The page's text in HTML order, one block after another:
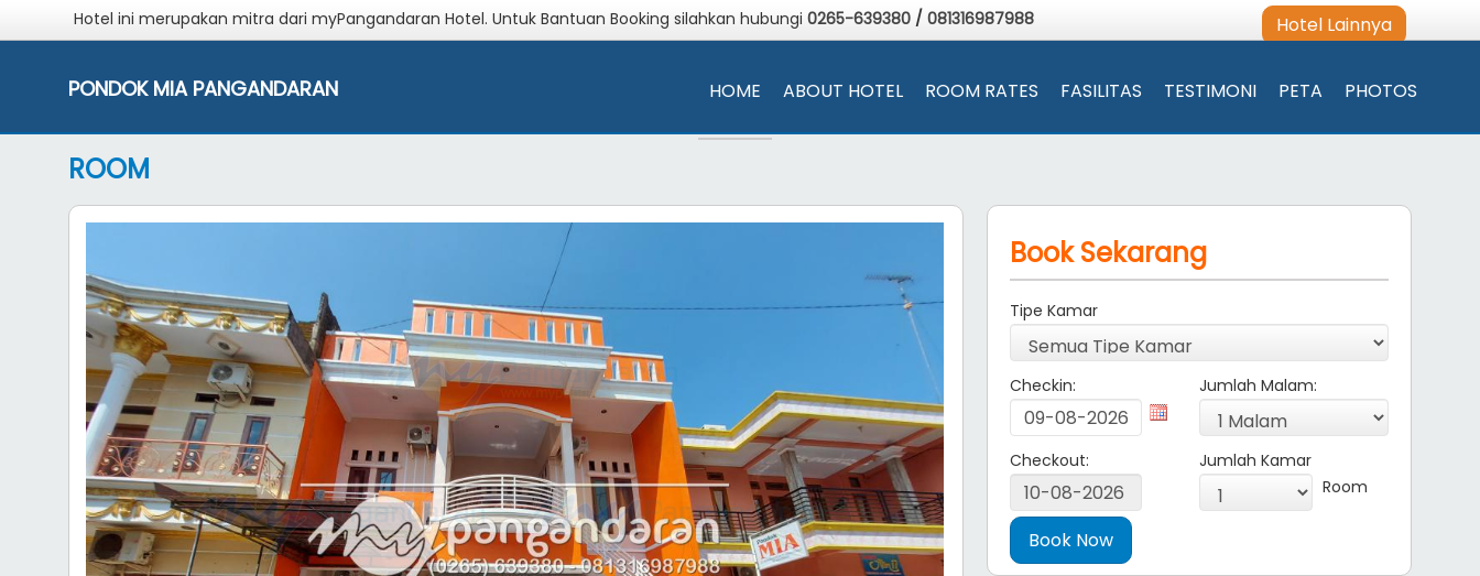
Hotel ini merupakan mitra dari myPangandaran Hotel. Untuk Bantuan Booking silahkan hubungi 0265-639380 / 081316987988 Hotel Lainnya
PONDOK MIA PANGANDARAN HOME ABOUT HOTEL ROOM RATES FASILITAS TESTIMONI PETA PHOTOS
ROOM
Book Sekarang
Tipe Kamar
Checkin: Jumlah Malam:
Checkout:
Jumlah Kamar
Room